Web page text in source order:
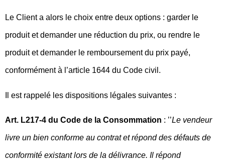
Le Client a alors le choix entre deux options : garder le
produit et demander une réduction du prix, ou rendre le
produit et demander le remboursement du prix payé,
conformément à l’article 1644 du Code civil.
Il est rappelé les dispositions légales suivantes :
Art. L217-4 du Code de la Consommation : ’’Le vendeur
livre un bien conforme au contrat et répond des défauts de
conformité existant lors de la délivrance. Il répond